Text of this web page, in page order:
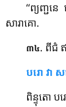
‘‘ព្យញ្ជ
សារាគោ.
៣៤. ពីជំ
បរោ វា
ពិន្ទុតោ ប